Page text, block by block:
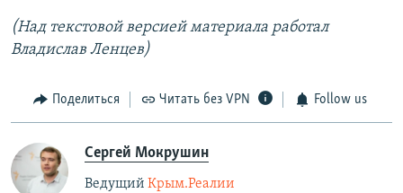
(Над текстовой версией материала работал
Владислав Ленцев)
Поделиться Читать без VPN Follow us
Сергей Мокрушин
Ведущий Крым.Реалии